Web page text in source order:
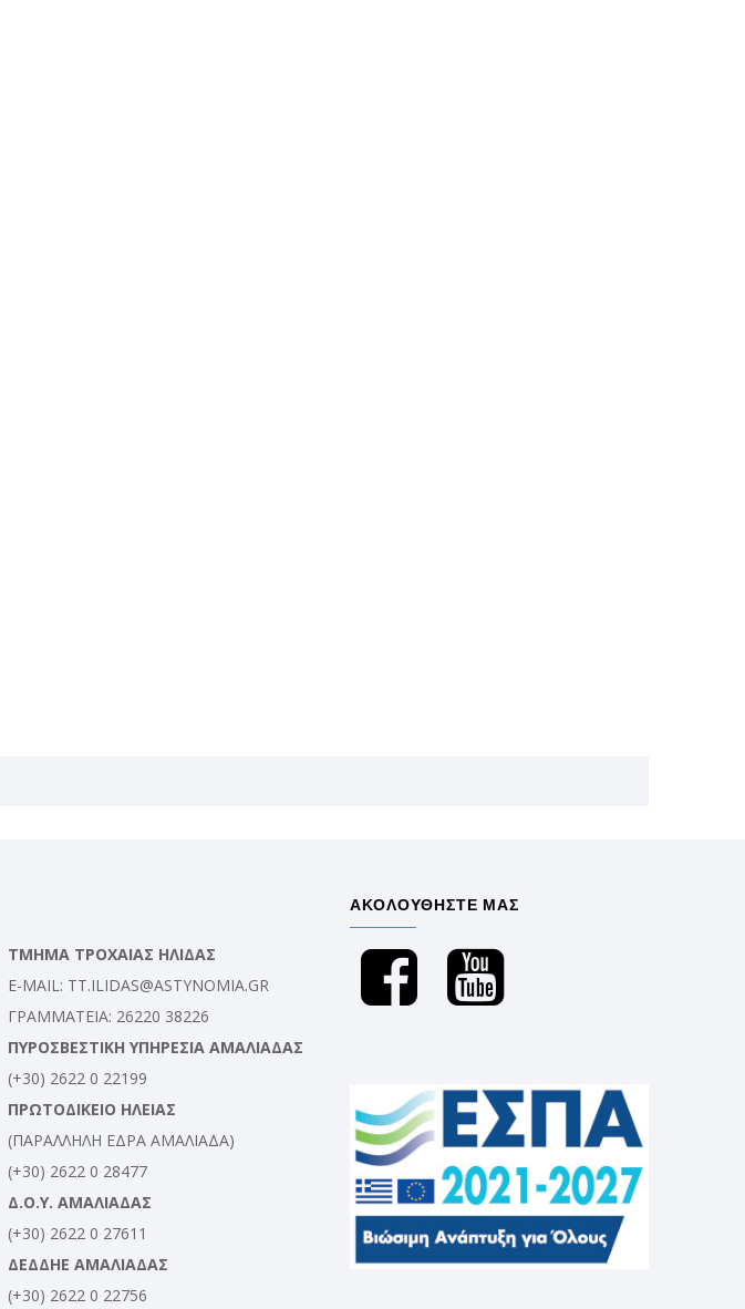
ΤΜΗΜΑ ΤΡΟΧΑΙΑΣ ΗΛΙΔΑΣ
E-MAIL: TT.ILIDAS@ASTYNOMIA.GR
ΓΡΑΜΜΑΤΕΙΑ: 26220 38226
ΠΥΡΟΣΒΕΣΤΙΚΗ ΥΠΗΡΕΣΙΑ ΑΜΑΛΙΑΔΑΣ
(+30) 2622 0 22199
ΠΡΩΤΟΔΙΚΕΙΟ ΗΛΕΙΑΣ
(ΠΑΡΑΛΛΗΛΗ ΕΔΡΑ ΑΜΑΛΙΑΔΑ)
(+30) 2622 0 28477
Δ.Ο.Υ. ΑΜΑΛΙΑΔΑΣ
(+30) 2622 0 27611
ΔΕΔΔΗΕ ΑΜΑΛΙΑΔΑΣ
(+30) 2622 0 22756
ΑΚΟΛΟΥΘΗΣΤΕ ΜΑΣ